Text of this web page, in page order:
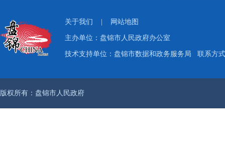
关于我们 网站地图
主办单位：盘锦市人民政府办公室
技术支持单位：盘锦市数据和政务服务局 联系方
版权所有：盘锦市人民政府